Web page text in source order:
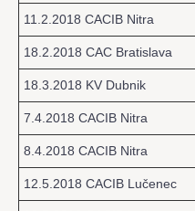
11.2.2018 CACIB Nitra
18.2.2018 CAC Bratislava
18.3.2018 KV Dubnik
7.4.2018 CACIB Nitra
8.4.2018 CACIB Nitra
12.5.2018 CACIB Lučenec